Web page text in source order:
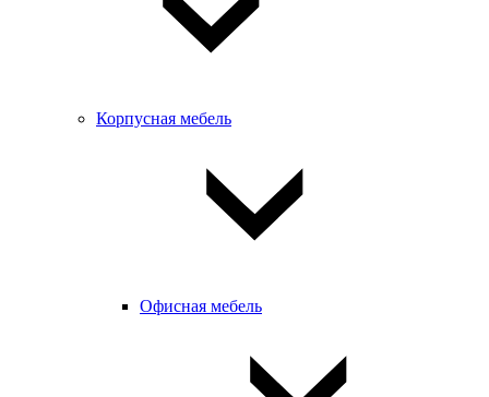
Корпусная мебель
Офисная мебель